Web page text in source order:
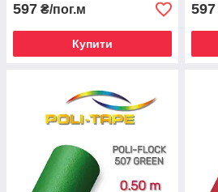
597 ₴/пог.м
Купити
597